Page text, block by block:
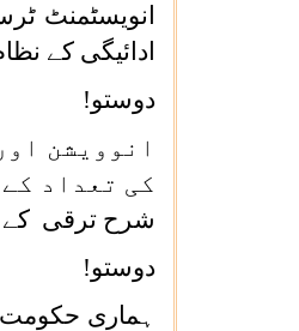
انویسٹمنٹ
ادائیگی کے
دوستو!
انوویشن
شرح ترقی کے سبب روزانہ
دوستو!
ہماری حکومت